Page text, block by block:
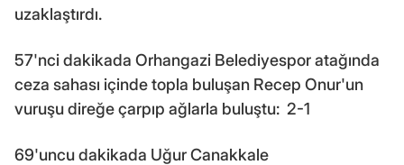
uzaklaştırdı.
57'nci dakikada Orhangazi Belediyespor atağında
ceza sahası içinde topla buluşan Recep Onur'un
vuruşu direğe çarpıp ağlarla buluştu: 2-1
69'uncu dakikada Uğur Canakkale